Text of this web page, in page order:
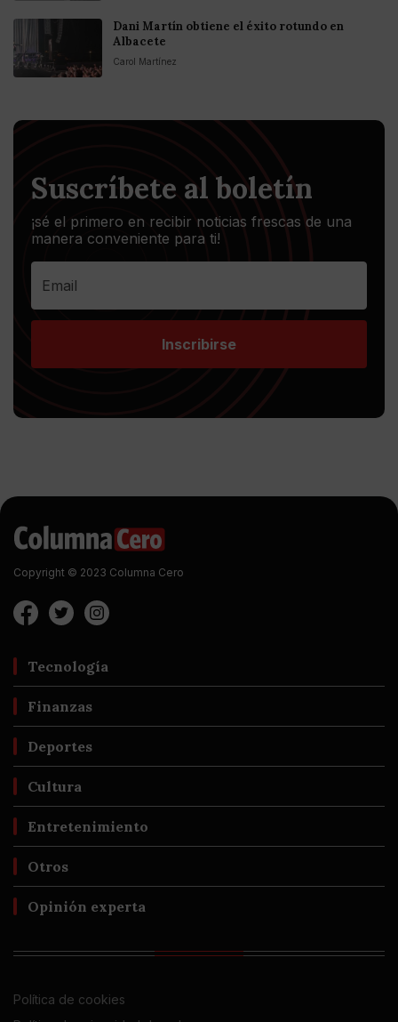
Dani Martín obtiene el éxito rotundo en
Albacete
Carol Martínez
Suscríbete al boletín
¡sé el primero en recibir noticias frescas de una
manera conveniente para ti!
Inscribirse
Copyright © 2023 Columna Cero
Tecnología
Finanzas
Deportes
Cultura
Entretenimiento
Otros
Opinión experta
Política de cookies